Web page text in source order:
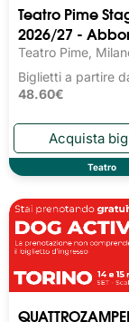
Teatro Pime
2026/27 -
Teatro Pime,
Biglietti a partire
48.60€
Teatro